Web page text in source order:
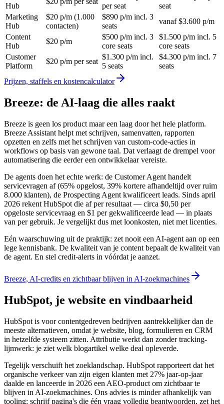
Hub
per seat
seat
Marketing
Hub
$20 p/m (1.000
contacten)
$890 p/m incl. 3
seats
vanaf $3.600 p/m
Content
Hub
$20 p/m
$500 p/m incl. 3
core seats
$1.500 p/m incl. 5
core seats
Customer
Platform
$20 p/m per seat
$1.300 p/m incl.
5 seats
$4.300 p/m incl. 7
seats
Prijzen, staffels en kostencalculator
Breeze: de AI-laag die alles raakt
Breeze is geen los product maar een laag door het hele platform.
Breeze Assistant helpt met schrijven, samenvatten, rapporten
opzetten en zelfs met het schrijven van custom-code-acties in
workflows op basis van gewone taal. Dat verlaagt de drempel voor
automatisering die eerder een ontwikkelaar vereiste.
De agents doen het echte werk: de Customer Agent handelt
servicevragen af (65% opgelost, 39% kortere afhandeltijd over ruim
8.000 klanten), de Prospecting Agent kwalificeert leads. Sinds april
2026 rekent HubSpot die af per resultaat — circa $0,50 per
opgeloste servicevraag en $1 per gekwalificeerde lead — in plaats
van per gebruik. Je vergelijkt dus met loonkosten, niet met licenties.
Eén waarschuwing uit de praktijk: zet nooit een AI-agent aan op een
lege kennisbank. De kwaliteit van je content bepaalt de kwaliteit van
de agent. En stel credit-alerts in vóórdat je aanzet.
Breeze, AI-credits en zichtbaar blijven in AI-zoekmachines
HubSpot, je website en vindbaarheid
HubSpot is voor contentgedreven bedrijven aantrekkelijker dan de
meeste alternatieven, omdat je website, blog, formulieren en CRM
in hetzelfde systeem zitten. Attributie werkt dan zonder tracking-
lijmwerk: je ziet welk blogartikel welke deal opleverde.
Tegelijk verschuift het zoeklandschap. HubSpot rapporteert dat het
organische verkeer van zijn eigen klanten met 27% jaar-op-jaar
daalde en lanceerde in 2026 een AEO-product om zichtbaar te
blijven in AI-zoekmachines. Ons advies is minder afhankelijk van
tooling: schrijf pagina's die één vraag volledig beantwoorden, zet het